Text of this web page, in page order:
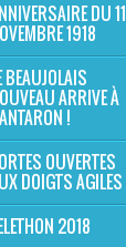
DU 11
1918
BEAUJOLAIS
ARRIVE À
!
OUVERTES
DOIGTS AGILES
2018